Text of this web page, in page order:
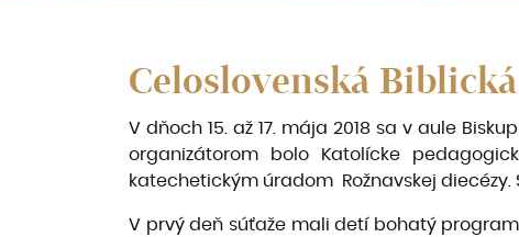
Celoslovenská
V dňoch 15. až 17. mája 2018 sa v aule
organizátorom bolo Katolícke
katechetickým úradom Rožnavskej
V prvý deň súťaže mali detí bohatý